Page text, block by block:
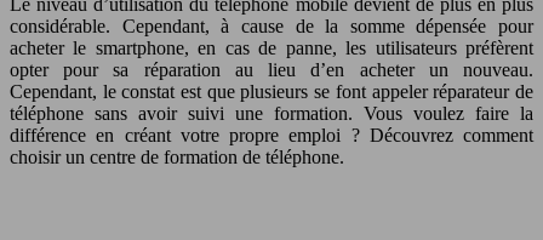
considérable. Cependant, à cause de la somme dépensée pour
acheter le smartphone, en cas de panne, les utilisateurs préfèrent
opter pour sa réparation au lieu d’en acheter un nouveau.
Cependant, le constat est que plusieurs se font appeler réparateur de
téléphone sans avoir suivi une formation. Vous voulez faire la
différence en créant votre propre emploi ? Découvrez comment
choisir un centre de formation de téléphone.